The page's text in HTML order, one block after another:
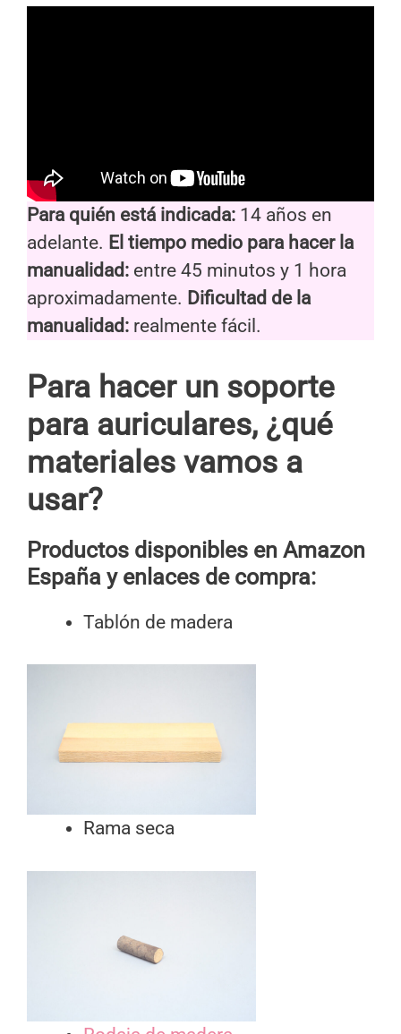
Para quién está indicada: 14 años en
adelante. El tiempo medio para hacer la
manualidad: entre 45 minutos y 1 hora
aproximadamente. Dificultad de la
manualidad: realmente fácil.
Para hacer un soporte
para auriculares, ¿qué
materiales vamos a
usar?
Productos disponibles en Amazon
España y enlaces de compra:
Tablón de madera
Rama seca